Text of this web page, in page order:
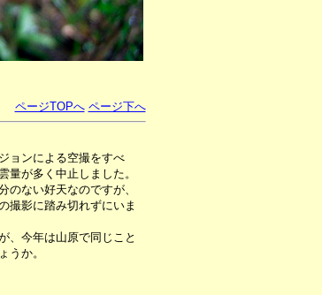
ページTOPへ ページ下へ
ョンによる空撮をすべ
量が多く中止しました。
ない好天なのですが、
撮影に踏み切れずにいま
、今年は山原で同じこと
うか。